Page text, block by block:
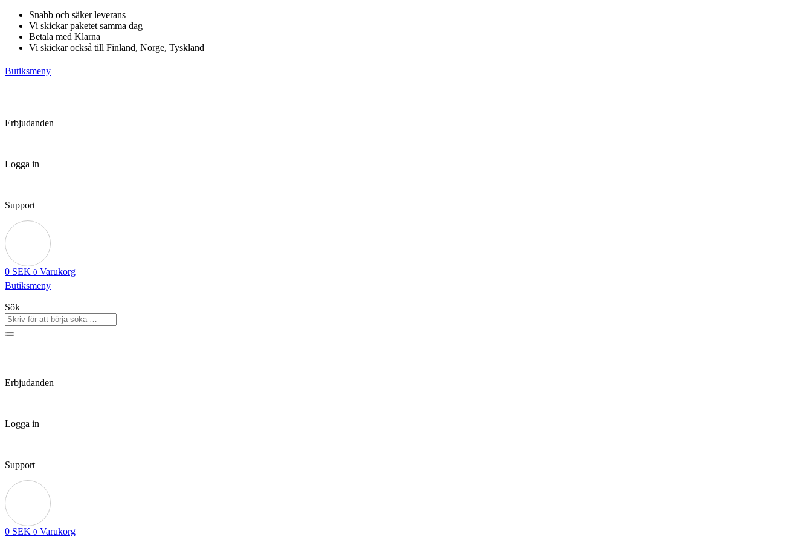
Hoppa
innehåll
Snabb och säker leverans
Vi skickar paketet samma dag
Betala med Klarna
Vi skickar också till Finland, Norge, Tyskland
Butiksmeny
Erbjudanden
Logga in
Support
0 SEK 0 Varukorg
Butiksmeny
Sök
Erbjudanden
Logga in
Support
0 SEK 0 Varukorg